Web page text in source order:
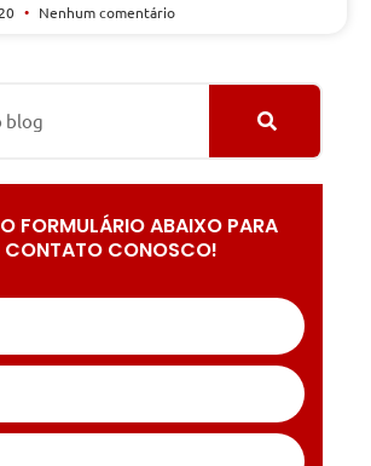
Nenhum comentário
FORMULÁRIO ABAIXO PARA
CONTATO CONOSCO!